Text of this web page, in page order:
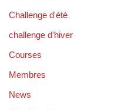
Challenge d'été
challenge d'hiver
Courses
Membres
News